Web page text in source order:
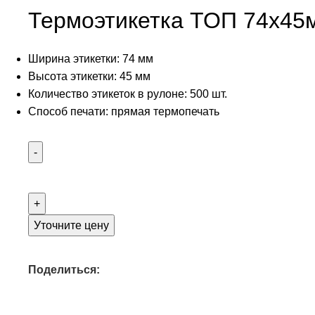
Термоэтикетка ТОП
Ширина этикетки: 74 мм
Высота этикетки: 45 мм
Количество этикеток в рулоне: 500 шт.
Способ печати: прямая термопечать
Уточните цену
Поделиться: